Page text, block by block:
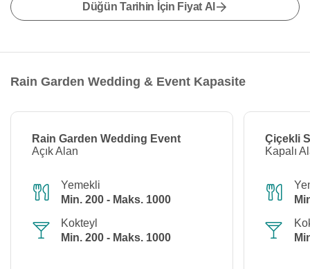
Düğün Tarihin İçin Fiyat Al
Rain Garden Wedding & Event Kapasite
Rain Garden Wedding Event
Açık Alan
Yemekli
Min. 200 - Maks. 1000
Kokteyl
Min. 200 - Maks. 1000
Çiçekli
Kapalı